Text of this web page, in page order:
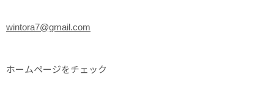
wintora7@gmail.com
ホームページをチェック